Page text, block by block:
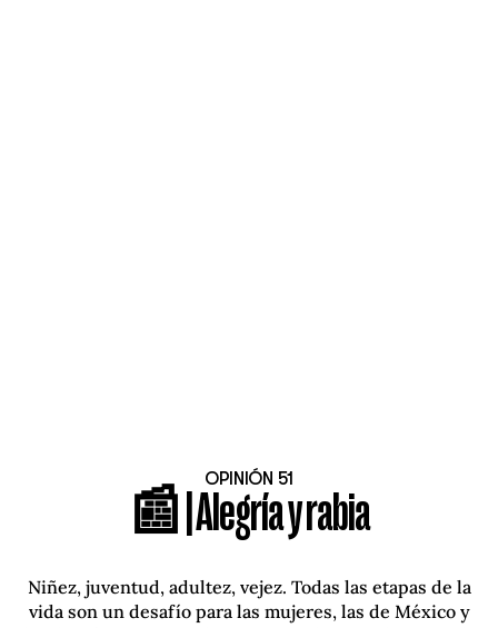
OPINIÓN 51
📰 | Alegría y rabia
Niñez, juventud, adultez, vejez. Todas las etapas de la
vida son un desafío para las mujeres, las de México y